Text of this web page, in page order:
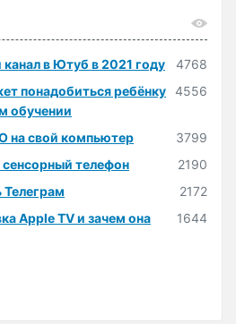
в Ютуб в 2021 году
4768
понадобиться ребёнку
обучении
4556
на свой компьютер
3799
телефон
2190
Телеграм
2172
Apple TV и зачем она
1644